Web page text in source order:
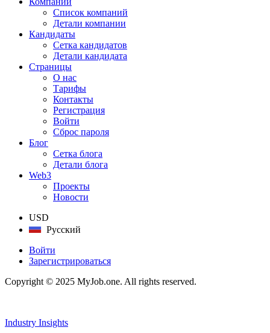
Список компаний
Детали компании
Кандидаты
Сетка кандидатов
Детали кандидата
Страницы
О нас
Тарифы
Контакты
Регистрация
Войти
Сброс пароля
Блог
Сетка блога
Детали блога
Web3
Проекты
Новости
USD
Русский
Войти
Зарегистрироваться
Copyright © 2025 MyJob.one. All rights reserved.
Industry Insights